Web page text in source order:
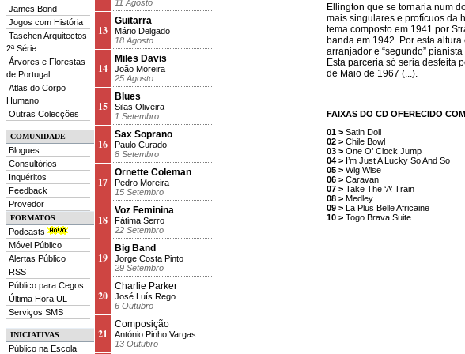
James Bond
Jogos com História
Taschen Arquitectos
2ª Série
Árvores e Florestas
de Portugal
Atlas do Corpo
Humano
Outras Colecções
COMUNIDADE
Blogues
Consultórios
Inquéritos
Feedback
Provedor
FORMATOS
Podcasts
Móvel Público
Alertas Público
RSS
Público para Cegos
Última Hora UL
Serviços SMS
INICIATIVAS
Público na Escola
11 Agosto
13
Guitarra
Mário Delgado
18 Agosto
14
Miles Davis
João Moreira
25 Agosto
15
Blues
Silas Oliveira
1 Setembro
16
Sax Soprano
Paulo Curado
8 Setembro
17
Ornette Coleman
Pedro Moreira
15 Setembro
18
Voz Feminina
Fátima Serro
22 Setembro
19
Big Band
Jorge Costa Pinto
29 Setembro
20
Charlie Parker
José Luís Rego
6 Outubro
21
Composição
António Pinho Vargas
13 Outubro
Ellington que se tornaria num
mais singulares e profícuos da
tema composto em 1941 por
banda em 1942. Por esta
arranjador e “segundo”
Esta parceria só seria desfeita
de Maio de 1967 (...).
FAIXAS DO CD OFERECIDO
01 > Satin Doll
02 > Chile Bowl
03 > One O’ Clock Jump
04 > I’m Just A Lucky So And So
05 > Wig Wise
06 > Caravan
07 > Take The ‘A’ Train
08 > Medley
09 > La Plus Belle Africaine
10 > Togo Brava Suite